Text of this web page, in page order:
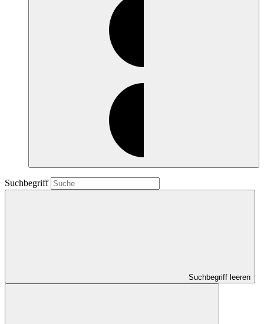
Suchbegriff
Suchbegriff leeren